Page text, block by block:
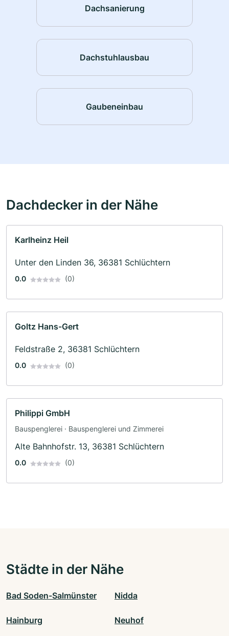
Dachsanierung
Dachstuhlausbau
Gaubeneinbau
Dachdecker in der Nähe
Karlheinz Heil
Unter den Linden 36, 36381 Schlüchtern
0.0 (0)
Goltz Hans-Gert
Feldstraße 2, 36381 Schlüchtern
0.0 (0)
Philippi GmbH
Bauspenglerei · Bauspenglerei und Zimmerei
Alte Bahnhofstr. 13, 36381 Schlüchtern
0.0 (0)
Städte in der Nähe
Bad Soden-Salmünster Nidda
Hainburg Neuhof